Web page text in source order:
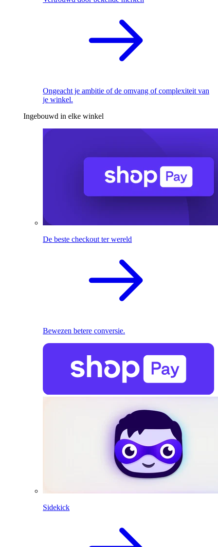
Ongeacht je ambitie of de omvang of complexiteit van
je winkel.
Ingebouwd in elke winkel
De beste checkout ter wereld
Bewezen betere conversie.
Sidekick